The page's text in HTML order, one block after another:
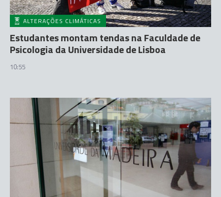
ALTERAÇÕES CLIMÁTICAS
Estudantes montam tendas na Faculdade de
Psicologia da Universidade de Lisboa
10:55